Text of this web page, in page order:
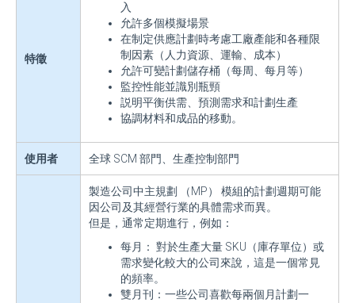
特徵
入
允許多個模擬場景
在制定供應計劃時考慮工廠產能和各種限
制因素（人力資源、運輸、成本）
允許可變計劃儲存桶（每周、每月等）
監控性能並識別瓶頸
説明平衡供需、預測需求和計劃生產
協調材料和成品的移動。
使用者 全球 SCM 部門、生產控制部門
製造公司中主規劃 （MP） 模組的計劃週期可能
因公司及其經營行業的具體需求而異。
但是，通常定期進行，例如：
每月： 對於生產大量 SKU（庫存單位）或
需求變化較大的公司來說，這是一個常見
的頻率。
雙月刊：一些公司喜歡每兩個月計劃一